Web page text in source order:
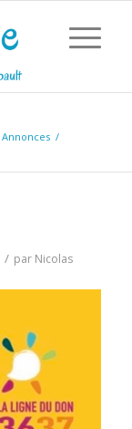
Annonces /
/ par Nicolas